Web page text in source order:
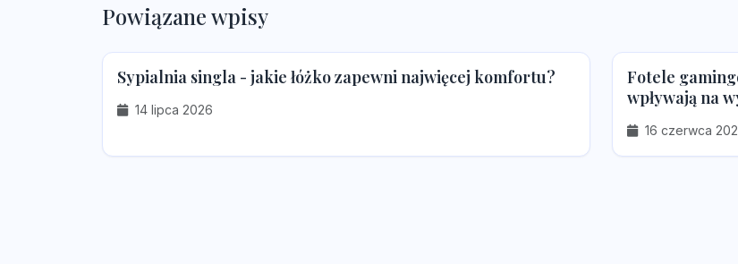
Powiązane wpisy
Sypialnia singla - jakie łóżko zapewni najwięcej komfortu?
14 lipca 2026
Fotele
wpływają na
16 czerwca